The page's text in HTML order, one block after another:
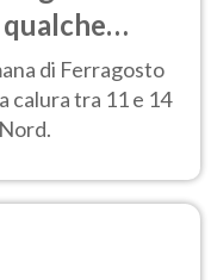
di Ferragosto
calura tra 11 e 14